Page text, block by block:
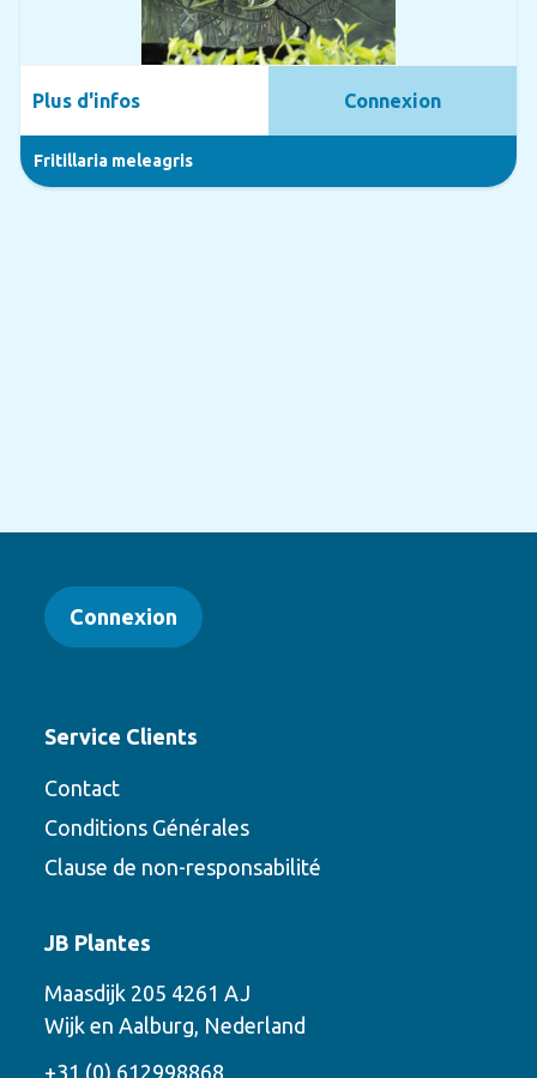
Fritillaria meleagris
Plus d'infos Connexion
options suivantes
Connexion
Service Clients
Contact
Conditions Générales
Clause de non-responsabilité
JB Plantes
Maasdijk 205 4261 AJ
Wijk en Aalburg, Nederland
+31 (0) 612998868